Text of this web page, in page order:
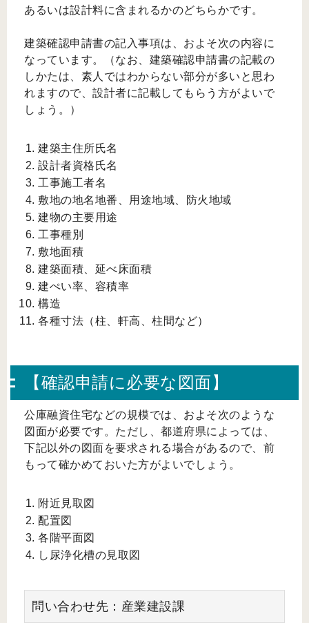
あるいは設計料に含まれるかのどちらかです。
建築確認申請書の記入事項は、およそ次の内容に
なっています。（なお、建築確認申請書の記載の
しかたは、素人ではわからない部分が多いと思わ
れますので、設計者に記載してもらう方がよいで
しょう。）
建築主住所氏名
設計者資格氏名
工事施工者名
敷地の地名地番、用途地域、防火地域
建物の主要用途
工事種別
敷地面積
建築面積、延べ床面積
建ぺい率、容積率
構造
各種寸法（柱、軒高、柱間など）
【確認申請に必要な図面】
公庫融資住宅などの規模では、およそ次のような
図面が必要です。ただし、都道府県によっては、
下記以外の図面を要求される場合があるので、前
もって確かめておいた方がよいでしょう。
附近見取図
配置図
各階平面図
し尿浄化槽の見取図
問い合わせ先：産業建設課